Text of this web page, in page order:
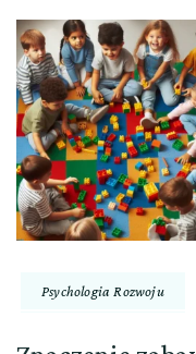
Psychologia Rozwoju